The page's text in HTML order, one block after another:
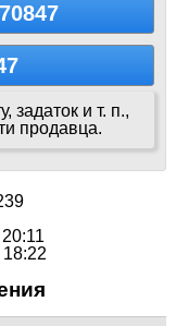
задаток и т. п.,
продавца.